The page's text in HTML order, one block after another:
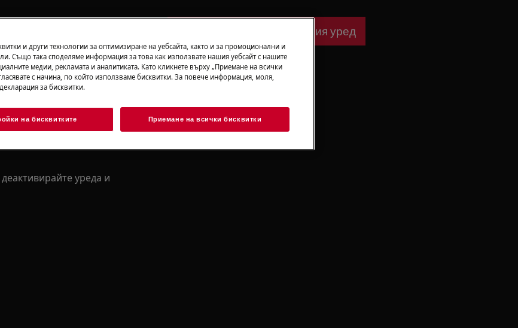
в ръководството за
или поддръжна дейност.
уреда и
Свалете упътване за Вашия уред
и други технологии за оптимизиране на уебсайта, както и за промоционални и
Също така споделяме информация за това как използвате нашия уебсайт с нашите
медии, рекламата и аналитиката. Като кликнете върху „Приемане на всички
с начина, по който използваме бисквитки. За повече информация, моля,
за бисквитки.
на бисквитките Приемане на всички бисквитки